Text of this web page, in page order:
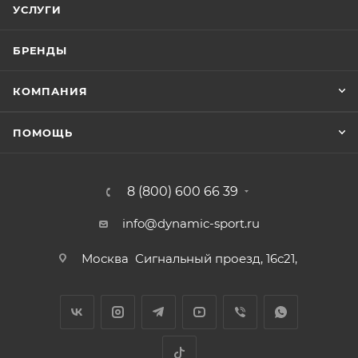
УСЛУГИ
БРЕНДЫ
КОМПАНИЯ
ПОМОЩЬ
8 (800) 600 66 39
info@dynamic-sport.ru
Москва Сигнальный проезд, 16с21,